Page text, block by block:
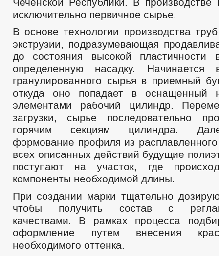
исключительно первичное сырье.
В основе технологии производства
экструзии, подразумевающая
до состояния высокой пластичности
определенную насадку. Начинается
гранулированного сырья в приемный
откуда оно попадает в оснащенный
элементами рабочий цилиндр.
загрузки, сырье последовательно
горячим секциям цилиндра.
формование профиля из
всех описанных действий будущие
поступают на участок, где
компоненты необходимой длины.
При создании марки тщательно
чтобы получить состав с
качествами. В рамках процесса
оформление путем внесения
необходимого оттенка.